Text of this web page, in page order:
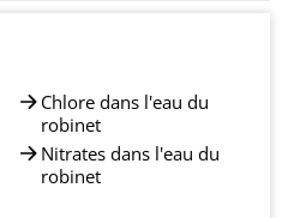
Chlore dans l'eau du
robinet
Nitrates dans l'eau du
robinet